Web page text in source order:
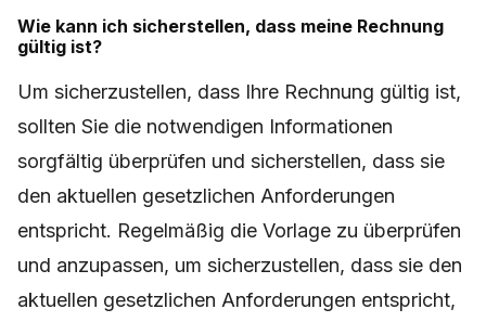
Wie kann ich sicherstellen, dass meine Rechnung
gültig ist?
Um sicherzustellen, dass Ihre Rechnung gültig ist,
sollten Sie die notwendigen Informationen
sorgfältig überprüfen und sicherstellen, dass sie
den aktuellen gesetzlichen Anforderungen
entspricht. Regelmäßig die Vorlage zu überprüfen
und anzupassen, um sicherzustellen, dass sie den
aktuellen gesetzlichen Anforderungen entspricht,